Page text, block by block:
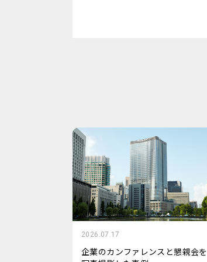
2026.07.17
企業のカンファレンスと懇親会を